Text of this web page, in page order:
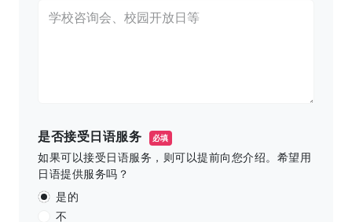
是否接受日语服务 必填
如果可以接受日语服务，则可以提前向您介绍。希望用
日语提供服务吗？
是的
不